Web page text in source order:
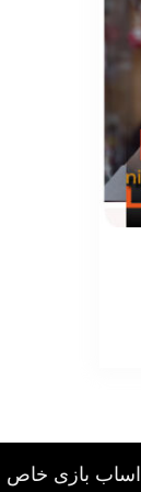
اساب بازی خاص